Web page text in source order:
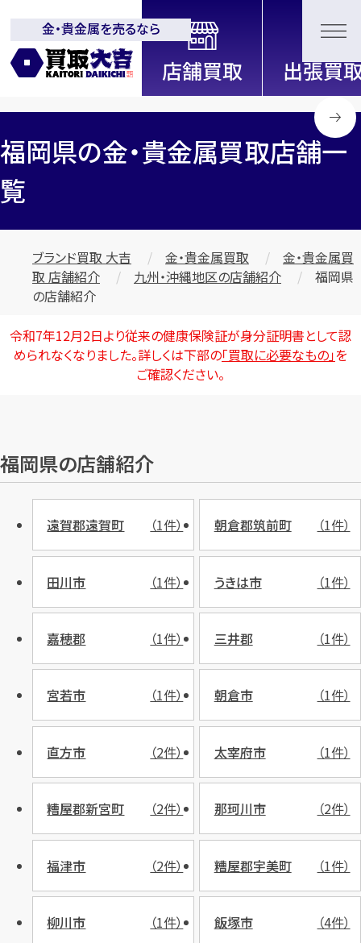
全国2200店舗以上展開中！
信頼と実績の買取専門店「買取大
吉」
金・貴金属を売るなら
福岡県の金・貴金属買取店舗一
覧
ブランド買取 大吉 金・貴金属買取
金・貴金属買
取 店舗紹介
九州・沖縄地区の店舗紹介
福岡県
の店舗紹介
令和7年12月2日より従来の健康保険証が身分証明書として認
められなくなりました。詳しくは下部の「買取に必要なもの」を
ご確認ください。
福岡県の店舗紹介
遠賀郡遠賀町 （1件） 朝倉郡筑前町 （1件）
田川市 （1件） うきは市 （1件）
嘉穂郡 （1件） 三井郡 （1件）
宮若市 （1件） 朝倉市 （1件）
直方市 （2件） 太宰府市 （1件）
糟屋郡新宮町 （2件） 那珂川市 （2件）
福津市 （2件） 糟屋郡宇美町 （1件）
柳川市 （1件） 飯塚市 （4件）